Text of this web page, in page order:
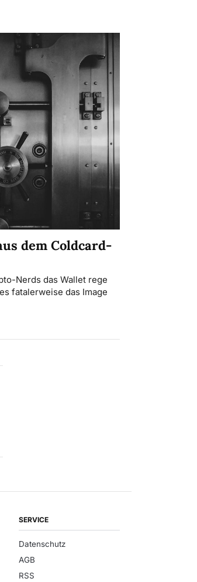
dem Coldcard-
Nerds das Wallet rege
fatalerweise das Image
SERVICE
Datenschutz
AGB
RSS